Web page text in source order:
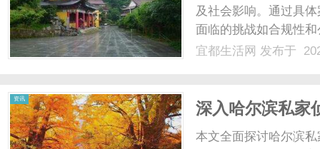
及社会影响。通过具
面临的挑战如合规性
机构，并展望行业未
宜都生活网 发布于
资讯
深入哈尔滨私家
本文全面探讨哈尔滨